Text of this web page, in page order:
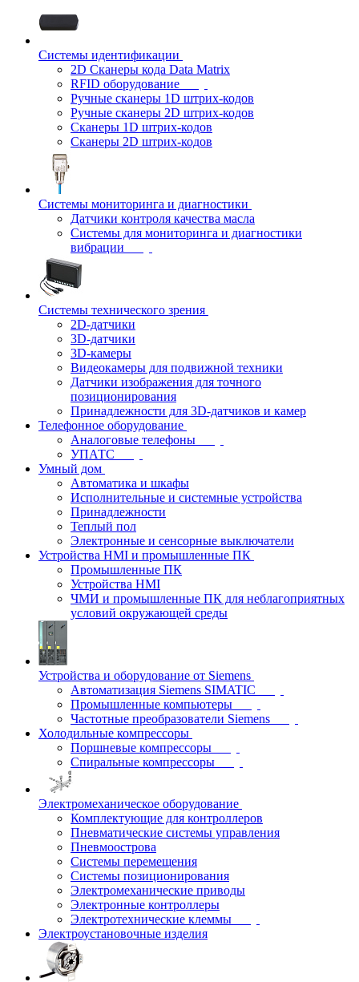
Системы идентификации
2D Сканеры кода Data Matrix
RFID оборудование
Ручные сканеры 1D штрих-кодов
Ручные сканеры 2D штрих-кодов
Сканеры 1D штрих-кодов
Сканеры 2D штрих-кодов
Системы мониторинга и диагностики
Датчики контроля качества масла
Системы для мониторинга и диагностики
вибрации
Системы технического зрения
2D-датчики
3D-датчики
3D-камеры
Видеокамеры для подвижной техники
Датчики изображения для точного
позиционирования
Принадлежности для 3D-датчиков и камер
Телефонное оборудование
Аналоговые телефоны
УПАТС
Умный дом
Автоматика и шкафы
Исполнительные и системные устройства
Принадлежности
Теплый пол
Электронные и сенсорные выключатели
Устройства HMI и промышленные ПК
Промышленные ПК
Устройства HMI
ЧМИ и промышленные ПК для неблагоприятных
условий окружающей среды
Устройства и оборудование от Siemens
Автоматизация Siemens SIMATIC
Промышленные компьютеры
Частотные преобразователи Siemens
Холодильные компрессоры
Поршневые компрессоры
Спиральные компрессоры
Электромеханическое оборудование
Комплектующие для контроллеров
Пневматические системы управления
Пневмоострова
Системы перемещения
Системы позиционирования
Электромеханические приводы
Электронные контроллеры
Электротехнические клеммы
Электроустановочные изделия